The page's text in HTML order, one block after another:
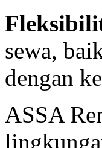
sewa,
dengan
ASSA